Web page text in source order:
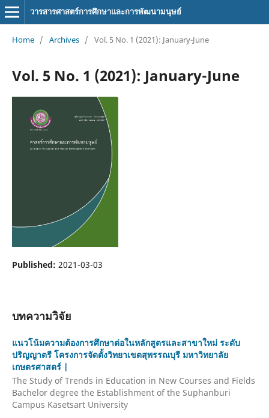
วารสารศาสตร์การศึกษาและการพัฒนามนุษย์
Home / Archives / Vol. 5 No. 1 (2021): January-June
Vol. 5 No. 1 (2021): January-June
Published: 2021-03-03
บทความวิจัย
แนวโน้มความต้องการศึกษาต่อในหลักสูตรและสาขาใหม่ ระดับ
ปริญญาตรี โครงการจัดตั้งวิทยาเขตสุพรรณบุรี มหาวิทยาลัย
เกษตรศาสตร์ |
The Study of Trends in Education in New Courses and Fields
Bachelor degree the Establishment of the Suphanburi
Campus Kasetsart University